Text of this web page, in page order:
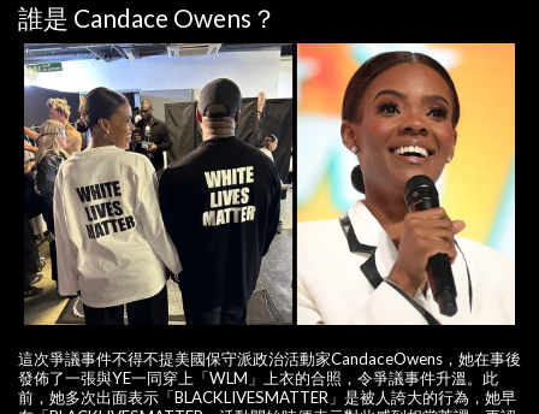
誰是 Candace Owens？
這次爭議事件不得不提美國保守派政治活動家CandaceOwens，她在事後
發佈了一張與YE一同穿上「WLM」上衣的合照，令爭議事件升溫。此
前，她多次出面表示「BLACKLIVESMATTER」是被人誇大的行為，她早